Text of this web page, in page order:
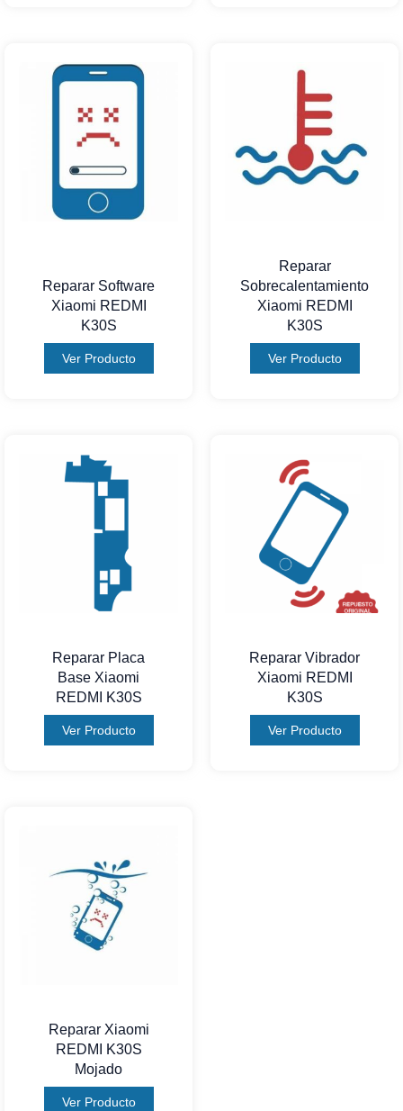
Reparar Software
Xiaomi REDMI
K30S
Ver Producto
Reparar
Sobrecalentamiento
Xiaomi REDMI
K30S
Ver Producto
Reparar Placa
Base Xiaomi
REDMI K30S
Ver Producto
Reparar Vibrador
Xiaomi REDMI
K30S
Ver Producto
Reparar Xiaomi
REDMI K30S
Mojado
Ver Producto